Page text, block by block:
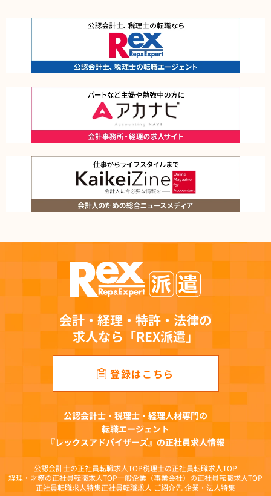
載することにより、いつでもどなたにも入手可能な措置を取るものとします。
個人情報保護管理方針に関するお問い合わせは、下記で受け付けております。
株式会社レックスアドバイザーズ 個人情報相談窓口 個人情報保護管理者（HR事
電話： 03-5510-1131 メール：info@career-adv.jp
当社が取扱う個人情報について
株式会社レックスアドバイザーズ（当社）は、当社の有料職業紹介事業、労働者派
遣事業、求人広告媒体事業、オウンドメディア事業をご利用になるお客様のプライ
バシーを尊重するため、以下のとおり個人情報の保護に取り組んでいます。
■個人情報の利用目的
１．個人情報の取得時における通知
お客様が当ウェブサイトまたは当社運営サイトをご利用になる場合、一部のページ
において個人情報を収集する事があります。個人情報を収集する場合は事前、また
は収集時に、利用目的、第三者への提供の有無、当社の担当窓口等をお知らせし、
お客様に無断で個人情報を収集することはありません。
職業安定法等関連法令に定めのある手続への対応、登録者・求人者情報の管理、連
絡、求人案件の紹介、求人者への提供、求職者に開示の許諾を得た業務提携先への
提供、当該業務提携先へ提携に要する情報掲載サービス運営企業への提供、成約案
件の管理、有料職業紹介事業に関連する情報提供、キャンペーン・アンケート等の
て、その範囲内で利用します。
(2)人材派遣事業において提供を受けた個人情報
労働者派遣法等関連法令に定めのある手続きへの対応、登録会への案内、予約およ
び登録手続き、仕事紹介、仕事に関するご連絡、契約締結に関する業務、雇用管理
（社会保険手続、福利厚生、給与支払、研修受講管理）、災害時の緊急連絡、キャ
(3)求人広告媒体事業において提供を受けた個人情報
問い合わせへの対応、メールマガジン配信、取材・キャンペーン・アンケート等の
実施、求人掲載企業への提供、各種媒体等に掲載するための統計化と分析等を目的
(4)オウンドメディア事業において提供を受けた個人情報
問い合わせへの対応、メールマガジン配信、各種媒体等に掲載するための統計化と
会計・経理・特許・法律の
求人なら「REX派遣」
登録はこちら
公認会計士・税理士・経理人材専門の
転職エージェント
『レックスアドバイザーズ』の正社員求人情報
公認会計士の正社員転職求人TOP税理士の正社員転職求人TOP
経理・財務の正社員転職求人TOP一般企業（事業会社）の正社員転職求人TOP
正社員転職求人特集正社員転職求人 ご紹介先 企業・法人特集